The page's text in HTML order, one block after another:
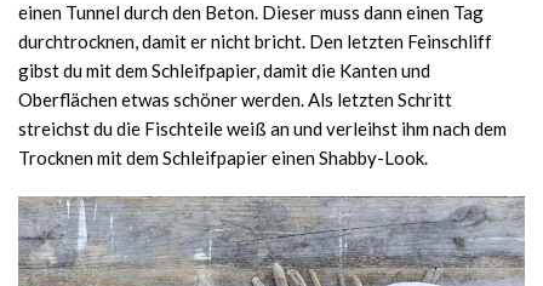
einen Tunnel durch den Beton. Dieser muss dann einen Tag
durchtrocknen, damit er nicht bricht. Den letzten Feinschliff
gibst du mit dem Schleifpapier, damit die Kanten und
Oberflächen etwas schöner werden. Als letzten Schritt
streichst du die Fischteile weiß an und verleihst ihm nach dem
Trocknen mit dem Schleifpapier einen Shabby-Look.